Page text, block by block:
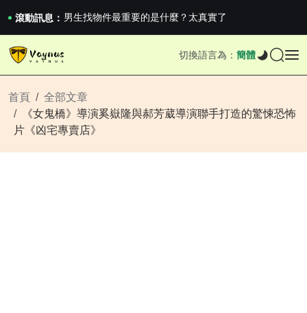
滾動訊息： 男生找物件最重要的是什麼？太真實了
2026澳網男單收官：全滿貫對上全滿亞，德約...
《巔峰守衛 Highguard》正式上線，官...
《巔峰守衛 Highguard》正式上線，官...
切換語言為： 簡體
首頁
全部文章
《女鬼橋》導演奚嶽隆與郝芳葳導演聯手打造的驚悚恐怖
片《凶宅專賣店》